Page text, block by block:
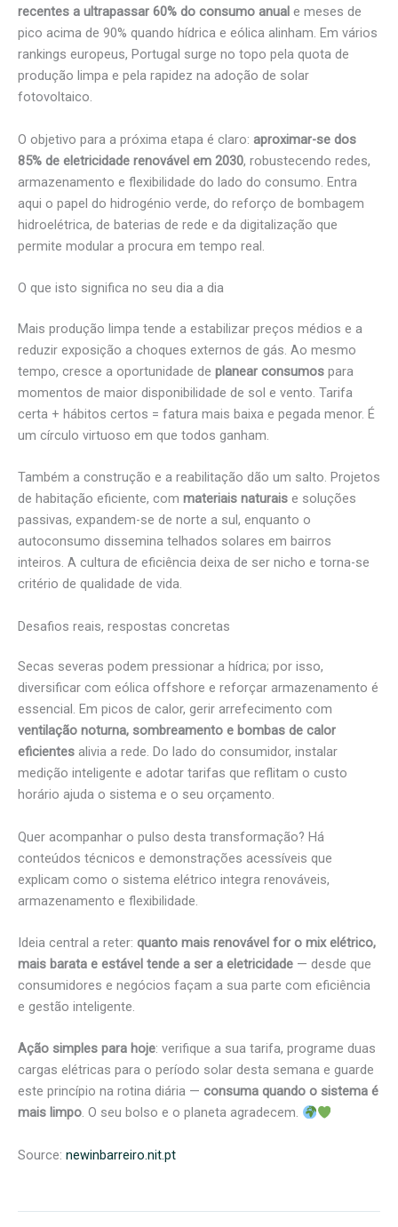
recentes a ultrapassar 60% do consumo anual e meses de
pico acima de 90% quando hídrica e eólica alinham. Em vários
rankings europeus, Portugal surge no topo pela quota de
produção limpa e pela rapidez na adoção de solar
fotovoltaico.
O objetivo para a próxima etapa é claro: aproximar-se dos
85% de eletricidade renovável em 2030, robustecendo redes,
armazenamento e flexibilidade do lado do consumo. Entra
aqui o papel do hidrogénio verde, do reforço de bombagem
hidroelétrica, de baterias de rede e da digitalização que
permite modular a procura em tempo real.
O que isto significa no seu dia a dia
Mais produção limpa tende a estabilizar preços médios e a
reduzir exposição a choques externos de gás. Ao mesmo
tempo, cresce a oportunidade de planear consumos para
momentos de maior disponibilidade de sol e vento. Tarifa
certa + hábitos certos = fatura mais baixa e pegada menor. É
um círculo virtuoso em que todos ganham.
Também a construção e a reabilitação dão um salto. Projetos
de habitação eficiente, com materiais naturais e soluções
passivas, expandem-se de norte a sul, enquanto o
autoconsumo dissemina telhados solares em bairros
inteiros. A cultura de eficiência deixa de ser nicho e torna-se
critério de qualidade de vida.
Desafios reais, respostas concretas
Secas severas podem pressionar a hídrica; por isso,
diversificar com eólica offshore e reforçar armazenamento é
essencial. Em picos de calor, gerir arrefecimento com
ventilação noturna, sombreamento e bombas de calor
eficientes alivia a rede. Do lado do consumidor, instalar
medição inteligente e adotar tarifas que reflitam o custo
horário ajuda o sistema e o seu orçamento.
Quer acompanhar o pulso desta transformação? Há
conteúdos técnicos e demonstrações acessíveis que
explicam como o sistema elétrico integra renováveis,
armazenamento e flexibilidade.
Ideia central a reter: quanto mais renovável for o mix elétrico,
mais barata e estável tende a ser a eletricidade — desde que
consumidores e negócios façam a sua parte com eficiência
e gestão inteligente.
Ação simples para hoje: verifique a sua tarifa, programe duas
cargas elétricas para o período solar desta semana e guarde
este princípio na rotina diária — consuma quando o sistema é
mais limpo. O seu bolso e o planeta agradecem.
Source: newinbarreiro.nit.pt